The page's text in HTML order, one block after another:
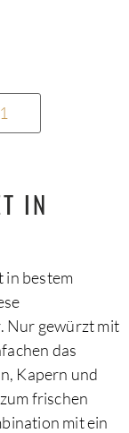
IN
in bestem
Nur gewürzt mit
das
Kapern und
frischen
mit ein